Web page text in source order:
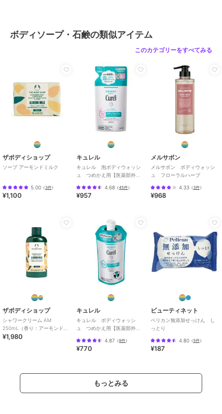
ボディソープ・石鹸の類似アイテム
このカテゴリーをすべてみる
ザボディショップ
ソープ アーモンドミルク
5.00 （3件）
¥1,100
キュレル
キュレル 泡ボディウォッシ
ュ つめかえ用【医薬部外
4.68 （45件）
¥957
メルサボン
メルサボン ボディウォッシ
ュ フローラルハーブ
4.33（3件）
¥968
ザボディショップ
シャワークリーム AM
250mL（香り：アーモンドミ
ルク）
¥1,980
キュレル
キュレル ボディウォッシ
ュ つめかえ用【医薬部外
4.87 （8件）
¥770
ビューティネット
ペリカン無添加せっけん し
っとり
4.80（5件）
¥187
もっとみる